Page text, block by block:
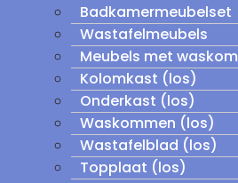
Badkamermeubelset
Wastafelmeubels
Meubels met waskom
Kolomkast (los)
Onderkast (los)
Waskommen (los)
Wastafelblad (los)
Topplaat (los)